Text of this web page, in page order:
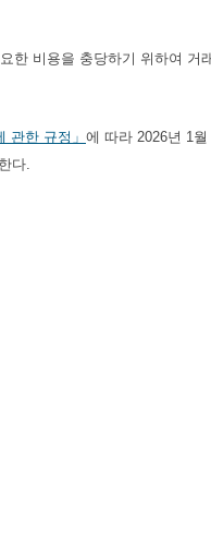
한 비용을 충당하기 위하여 거
관한 규정」 에 따라 2026년 1
다.